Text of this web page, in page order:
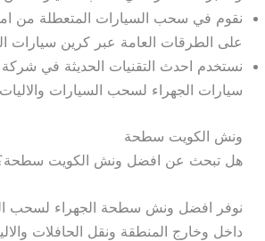
نقوم في سحب السيارات المتعطلة من
على الطرقات العامة عبر كرين سيارات
نستخدم احدث التقنيات الحديثة في
سيارات الجهراء لسحب السيارات والاليات
ونش الكويت سطحة
هل تبحث عن افضل ونش الكويت
نوفر افضل ونش سطحة الجهراء لسحب
داخل وخارج المنطقة ونقل الحافلات